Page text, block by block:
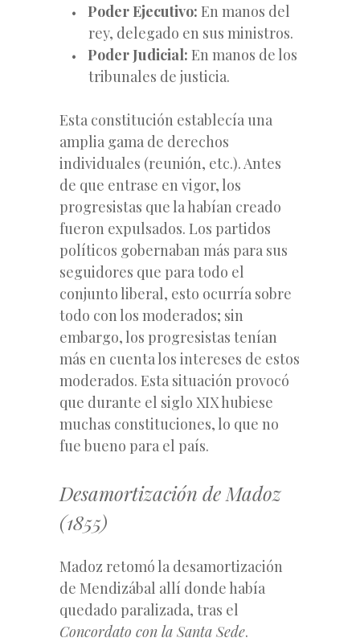
Poder Ejecutivo: En manos del
rey, delegado en sus ministros.
Poder Judicial: En manos de los
tribunales de justicia.
Esta constitución establecía una
amplia gama de derechos
individuales (reunión, etc.). Antes
de que entrase en vigor, los
progresistas que la habían creado
fueron expulsados. Los partidos
políticos gobernaban más para sus
seguidores que para todo el
conjunto liberal, esto ocurría sobre
todo con los moderados; sin
embargo, los progresistas tenían
más en cuenta los intereses de estos
moderados. Esta situación provocó
que durante el siglo XIX hubiese
muchas constituciones, lo que no
fue bueno para el país.
Desamortización de Madoz
(1855)
Madoz retomó la desamortización
de Mendizábal allí donde había
quedado paralizada, tras el
Concordato con la Santa Sede.